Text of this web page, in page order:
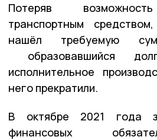
Потеряв
транспортным
нашёл требуемую
образовавшийся
исполнительное
него прекратили.
В октябре 2021 года
финансовых